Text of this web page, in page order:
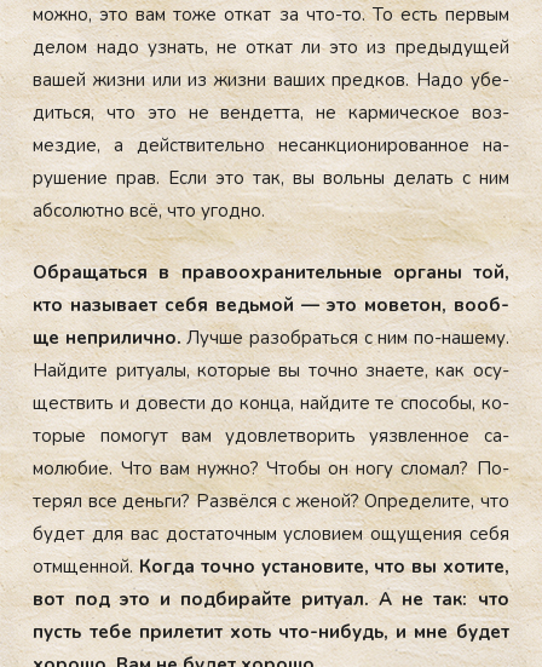
можно, это вам то­же от­кат за что-то. То есть пер­вым
де­лом на­до уз­нать, не от­кат ли это из пре­дыду­щей
ва­шей жиз­ни или из жиз­ни ва­ших пред­ков. На­до убе­
дить­ся, что это не вен­детта, не кар­ми­чес­кое воз­
мездие, а дей­стви­тель­но не­сан­кци­они­рован­ное на­
руше­ние прав. Ес­ли это так, вы воль­ны де­лать с ним
аб­со­лют­но всё, что угод­но.
Об­ра­щать­ся в пра­во­ох­ра­нитель­ные ор­га­ны той,
кто на­зыва­ет се­бя ведь­мой — это мо­ветон, во­об­
ще неп­ри­лич­но.Луч­ше ра­зоб­рать­ся с ним по-на­шему.
Най­ди­те ри­ту­алы, ко­торые вы точ­но зна­ете, как осу­
щес­твить и до­вес­ти до кон­ца, най­ди­те те спо­собы, ко­
торые по­могут вам удов­летво­рить у­яз­влен­ное са­
молю­бие. Что вам нуж­но? Что­бы он но­гу сло­мал? По­
терял все день­ги? Раз­вёлся с же­ной? Оп­ре­дели­те, что
бу­дет для вас дос­та­точ­ным ус­ло­ви­ем ощу­щения се­бя
от­мщен­ной.Ког­да точ­но ус­та­нови­те, что вы хо­тите,
вот под это и под­би­рай­те ри­ту­ал. А не так: что
пусть те­бе при­летит хоть что-ни­будь, и мне бу­дет